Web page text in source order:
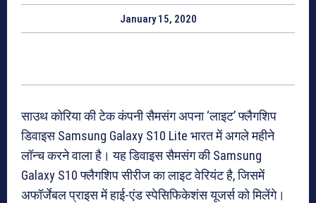
January 15, 2020
साउथ कोरिया की टेक कंपनी सैमसंग अपना ‘लाइट’ फ्लैगशिप
डिवाइस Samsung Galaxy S10 Lite भारत में अगले महीने
लॉन्च करने वाला है। यह डिवाइस सैमसंग की Samsung
Galaxy S10 फ्लैगशिप सीरीज का लाइट वेरियंट है, जिसमें
अफॉर्जेबल प्राइस में हाई-एंड स्पेसिफिकेशंस यूजर्स को मिलेंगे।